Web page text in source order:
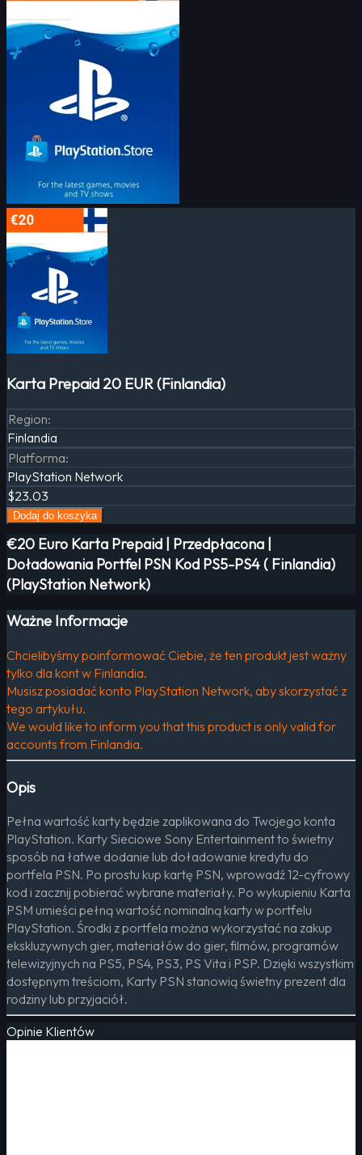
Karta Prepaid 20 EUR (Finlandia)
Region:
Finlandia
Platforma:
PlayStation Network
$23.03
Dodaj do koszyka
€20 Euro Karta Prepaid | Przedpłacona |
Doładowania Portfel PSN Kod PS5-PS4 ( Finlandia)
(PlayStation Network)
Ważne Informacje
Chcielibyśmy poinformować Ciebie, że ten produkt jest ważny
tylko dla kont w Finlandia.
Musisz posiadać konto PlayStation Network, aby skorzystać z
tego artykułu.
We would like to inform you that this product is only valid for
accounts from Finlandia.
Opis
Pełna wartość karty będzie zaplikowana do Twojego konta
PlayStation. Karty Sieciowe Sony Entertainment to świetny
sposób na łatwe dodanie lub doładowanie kredytu do
portfela PSN. Po prostu kup kartę PSN, wprowadź 12-cyfrowy
kod i zacznij pobierać wybrane materiały. Po wykupieniu Karta
PSM umieści pełną wartość nominalną karty w portfelu
PlayStation. Środki z portfela można wykorzystać na zakup
ekskluzywnych gier, materiałów do gier, filmów, programów
telewizyjnych na PS5, PS4, PS3, PS Vita i PSP. Dzięki wszystkim
dostępnym treściom, Karty PSN stanowią świetny prezent dla
rodziny lub przyjaciół.
Opinie Klientów